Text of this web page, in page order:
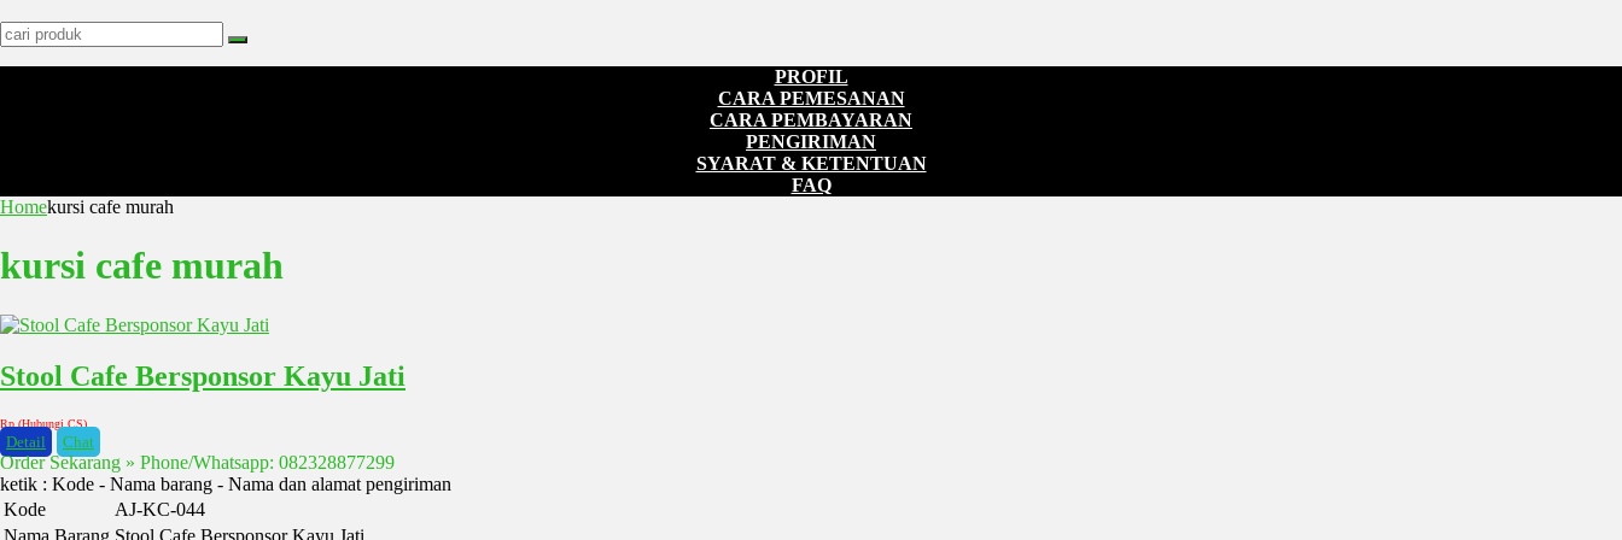
PROFIL
CARA PEMESANAN
CARA PEMBAYARAN
PENGIRIMAN
SYARAT & KETENTUAN
FAQ
Homekursi cafe murah
kursi cafe murah
Stool Cafe Bersponsor Kayu Jati
Rp (Hubungi CS)
Detail Chat
Order Sekarang » Phone/Whatsapp: 082328877299
ketik : Kode - Nama barang - Nama dan alamat pengiriman
Kode
AJ-KC-044
Nama Barang Stool Cafe Bersponsor Kayu Jati